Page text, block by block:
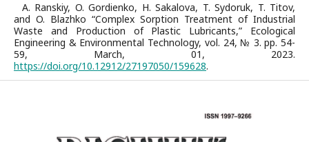
A. Ranskiy, O. Gordienko, H. Sakalova, T. Sydoruk, T. Titov,
and O. Blazhko “Complex Sorption Treatment of Industrial
Waste and Production of Plastic Lubricants,” Ecological
Engineering & Environmental Technology, vol. 24, № 3. pp. 54-
59, March, 01, 2023.
https://doi.org/10.12912/27197050/159628.